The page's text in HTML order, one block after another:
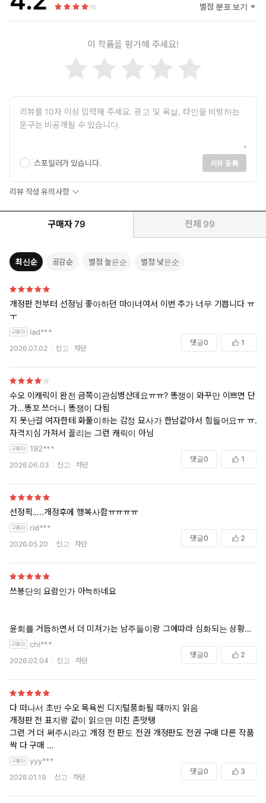
별점 분포 보기
이 작품을 평가해 주세요!
스포일러가 있습니다. 리뷰 등록
리뷰 작성 유의사항
구매자 79 전체 99
최신순 공감순 별점 높은순 별점 낮은순
개정판 전부터 선정님 좋아하던 마이너여서 이번 추가 너무 기쁩니다 ㅠ
ㅜ
lad***
2026.07.02 신고 차단
댓글0 1
수오 이캐릭이 완전 금쪽이관심병산데요ㅠㅠ? 똥쟁이 와꾸만 이쁘면 단
가…똥꼬 쓰더니 똥쟁이 다됨
지 못난걸 여자한테 화풀이하는 감정 묘사가 한남같아서 힘들어요ㅠ ㅠ.
자격지심 가져서 꼴리는 그런 캐릭이 아님
192***
2026.06.03 신고 차단
댓글0 1
선정픽.....개정후에 행복사함ㅠㅠㅠㅠ
rid***
2026.05.20 신고 차단
댓글0 2
쓰봉단의 요람인가 아늑하네요
윤회를 거듭하면서 더 미쳐가는 남주들이랑 그에따라 심화되는 상황이
너무 맛도리고 6권이 제일 고트인데 선정씨 셋 중에 제일 점잖은줄 알았
는데 만만찮은 계략남… 암튼 쓰봉단이라면 츄라이 해보시길
chl***
2026.02.04 신고 차단
댓글0 2
다 떠나서 초반 수오 목욕씬 디지털풍화될 때까지 읽음
개정판 전 표지랑 같이 읽으면 미친 존맛탱
그런 거 더 써주시라고 개정 전 판도 전권 개정판도 전권 구매 다른 작품
싹 다 구매
없어서 못먹는 작품 써주시는 귀한 작가님
수오같은 미인남주랑 여공남수로 하나만 써주시면 안될까요 너무 기대돼
요,,, 수오 몸 묘사 미친 없는 에어ㅈ이 서는 것 같음
yyy***
2026.01.19 신고 차단
댓글0 3